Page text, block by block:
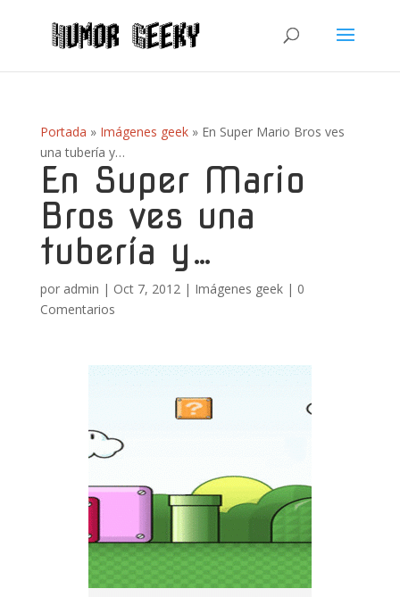
Portada » Imágenes geek» En Super Mario Bros ves
una tubería y…
En Super Mario
Bros ves una
tubería y…
por admin | Oct 7, 2012| Imágenes geek| 0
Comentarios